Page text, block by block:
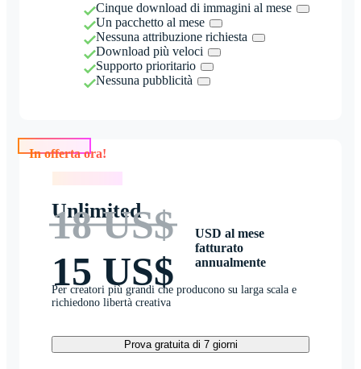
Cinque download di immagini al mese
Un pacchetto al mese
Nessuna attribuzione richiesta
Download più veloci
Supporto prioritario
Nessuna pubblicità
Unlimited
18 US$
15 US$
USD al mese
fatturato
annualmente
Per creatori più grandi che producono su larga scala e
richiedono libertà creativa
Prova gratuita di 7 giorni